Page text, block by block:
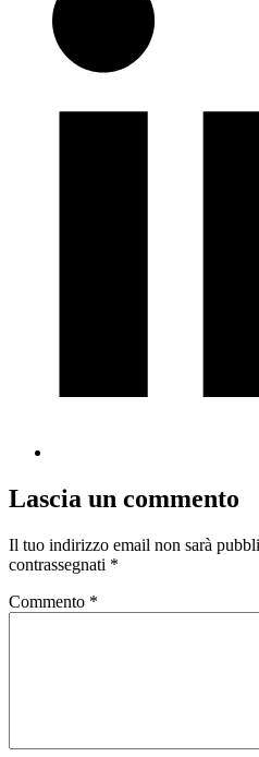
Lascia un commento
Il tuo indirizzo email non sarà
contrassegnati *
Commento *